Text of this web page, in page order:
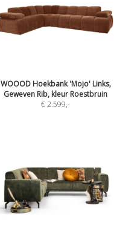
WOOOD Hoekbank 'Mojo' Links,
Geweven Rib, kleur Roestbruin
€ 2.599,-